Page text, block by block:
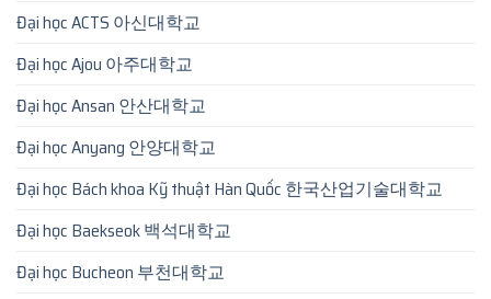
Đại học ACTS 아신대학교
Đại học Ajou 아주대학교
Đại học Ansan 안산대학교
Đại học Anyang 안양대학교
Đại học Bách khoa Kỹ thuật Hàn Quốc 한국산업기술대학교
Đại học Baekseok 백석대학교
Đại học Bucheon 부천대학교